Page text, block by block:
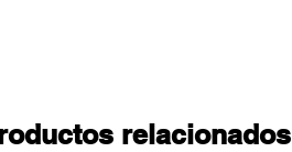
relacionados